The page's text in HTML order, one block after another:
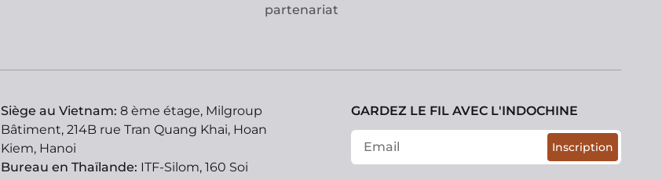
partenariat
Siège au Vietnam: 8 ème étage, Milgroup
Bâtiment, 214B rue Tran Quang Khai, Hoan
Kiem, Hanoi
Bureau en Thaïlande: ITF-Silom, 160 Soi
GARDEZ LE FIL AVEC L'INDOCHINE
Inscription